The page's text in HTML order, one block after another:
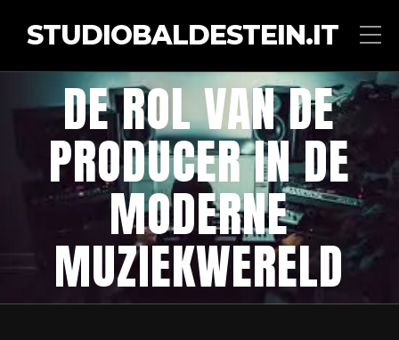
STUDIOBALDESTEIN.IT
DE ROL VAN DE
PRODUCER IN DE
MODERNE
MUZIEKWERELD